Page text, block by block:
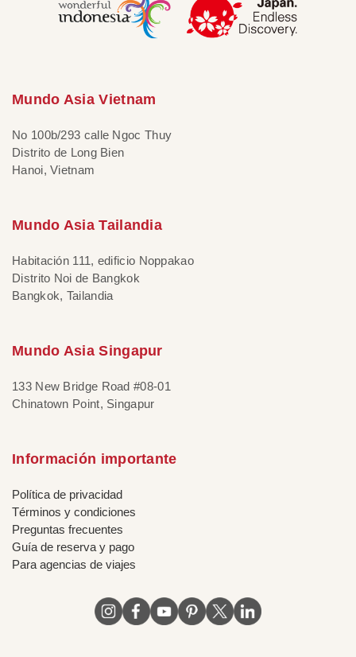
Mundo Asia Vietnam
No 100b/293 calle Ngoc Thuy
Distrito de Long Bien
Hanoi, Vietnam
Mundo Asia Tailandia
Habitación 111, edificio Noppakao
Distrito Noi de Bangkok
Bangkok, Tailandia
Mundo Asia Singapur
133 New Bridge Road #08-01
Chinatown Point, Singapur
Información importante
Política de privacidad
Términos y condiciones
Preguntas frecuentes
Guía de reserva y pago
Para agencias de viajes